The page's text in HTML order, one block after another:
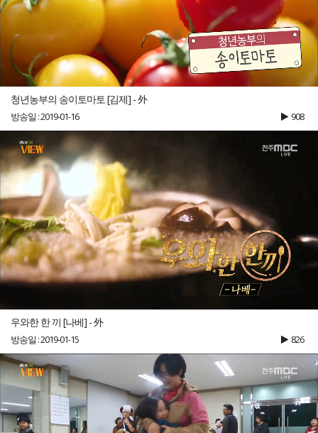
청년농부의 송이토마토 [김제] - 外
방송일 : 2019-01-16 908
우와한 한 끼 [나베] - 外
방송일 : 2019-01-15 826